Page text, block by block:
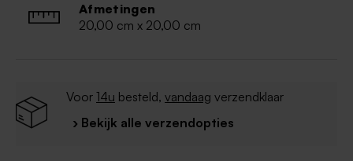
Afmetingen
20,00 cm x 20,00 cm
Voor 14u besteld, vandaag verzendklaar
› Bekijk alle verzendopties